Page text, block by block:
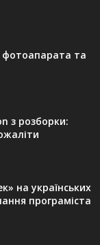
та
з розборки:
на українських
програміста